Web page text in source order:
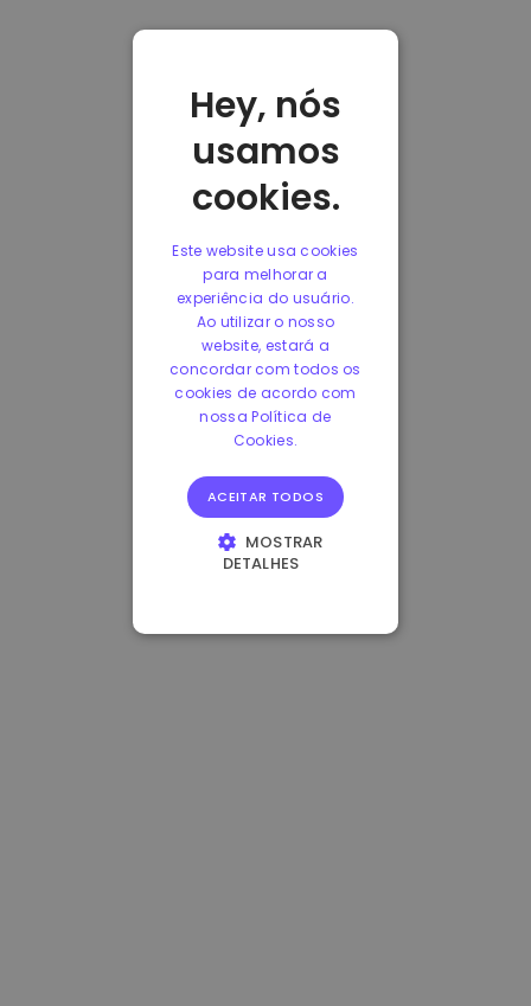
Hey, nós
usamos
cookies.
Este website usa cookies
para melhorar a
experiência do usuário.
Ao utilizar o nosso
website, estará a
concordar com todos os
cookies de acordo com
nossa Política de
Cookies.
ACEITAR TODOS
MOSTRAR
DETALHES